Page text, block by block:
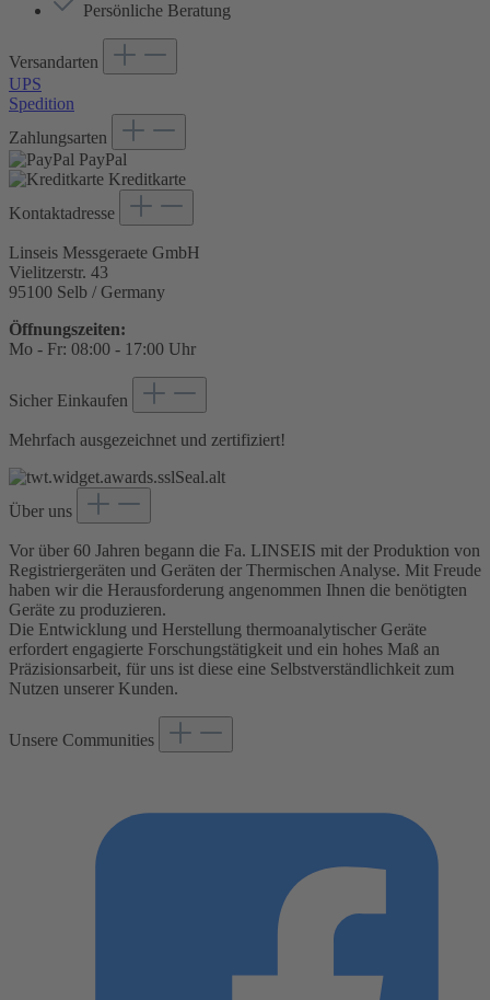
Persönliche Beratung
Versandarten
UPS
Spedition
Zahlungsarten
PayPal
Kreditkarte
Kontaktadresse
Linseis Messgeraete GmbH
Vielitzerstr. 43
95100 Selb / Germany
Öffnungszeiten:
Mo - Fr: 08:00 - 17:00 Uhr
Sicher Einkaufen
Mehrfach ausgezeichnet und zertifiziert!
Über uns
Vor über 60 Jahren begann die Fa. LINSEIS mit der Produktion von
Registriergeräten und Geräten der Thermischen Analyse. Mit Freude
haben wir die Herausforderung angenommen Ihnen die benötigten
Geräte zu produzieren.
Die Entwicklung und Herstellung thermoanalytischer Geräte
erfordert engagierte Forschungstätigkeit und ein hohes Maß an
Präzisionsarbeit, für uns ist diese eine Selbstverständlichkeit zum
Nutzen unserer Kunden.
Unsere Communities